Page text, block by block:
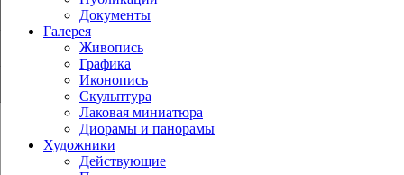
Документы
Галерея
Живопись
Графика
Иконопись
Скульптура
Лаковая миниатюра
Диорамы и панорамы
Художники
Действующие